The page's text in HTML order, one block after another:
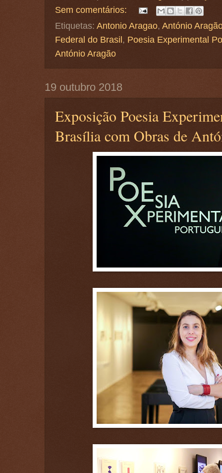
Sem comentários:
Etiquetas: Antonio Aragao, António
Federal do Brasil, Poesia Experimental
António Aragão
19 outubro 2018
Exposição Poesia
Brasília com Obras de